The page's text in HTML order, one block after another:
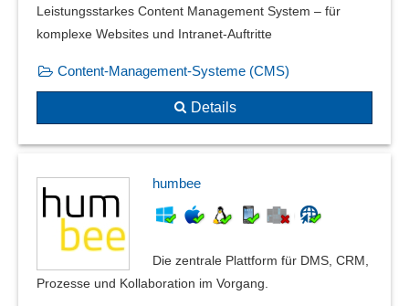
Rollenbasiertes Reporting
Room Report
Sammelbearbeitung
Schnittstelle für Drucker
Sofortmeldungen
Spreadsheets
Stapelverarbeitung
Stücklistenauflösung
Stücklistenmanagement
Suchanfragen-Reports
Summen- und Salden
Leistungsstarkes Content Management System – für
komplexe Websites und Intranet-Auftritte
Content-Management-Systeme (CMS)
Details
humbee
Die zentrale Plattform für DMS, CRM,
Prozesse und Kollaboration im Vorgang.